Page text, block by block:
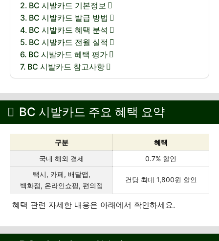
BC 시발카드 기본정보
BC 시발카드 발급 방법
BC 시발카드 혜택 분석
BC 시발카드 전월 실적
BC 시발카드 혜택 평가
BC 시발카드 참고사항
BC 시발카드 주요 혜택 요약
구분
혜택
국내 해외 결제
0.7% 할인
택시, 카페, 배달앱,
백화점, 온라인쇼핑, 편의점
건당 최대 1,800원 할인
혜택 관련 자세한 내용은 아래에서 확인하세요.